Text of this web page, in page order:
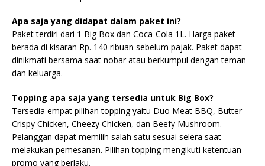
Apa saja yang didapat dalam paket ini?
Paket terdiri dari 1 Big Box dan Coca-Cola 1L. Harga paket
berada di kisaran Rp. 140 ribuan sebelum pajak. Paket dapat
dinikmati bersama saat nobar atau berkumpul dengan teman
dan keluarga.
Topping apa saja yang tersedia untuk Big Box?
Tersedia empat pilihan topping yaitu Duo Meat BBQ, Butter
Crispy Chicken, Cheezy Chicken, dan Beefy Mushroom.
Pelanggan dapat memilih salah satu sesuai selera saat
melakukan pemesanan. Pilihan topping mengikuti ketentuan
promo yang berlaku.